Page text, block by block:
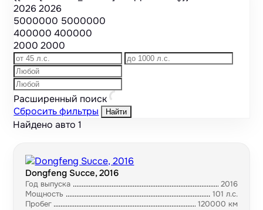
20262026
5000000 5000000
400000400000
20002000
Расширенный поиск
Сбросить фильтры
Найти
Найдено авто1
Dongfeng Succe, 2016
Год выпуска
2016
Мощность
101 л.с.
Пробег
120000 км